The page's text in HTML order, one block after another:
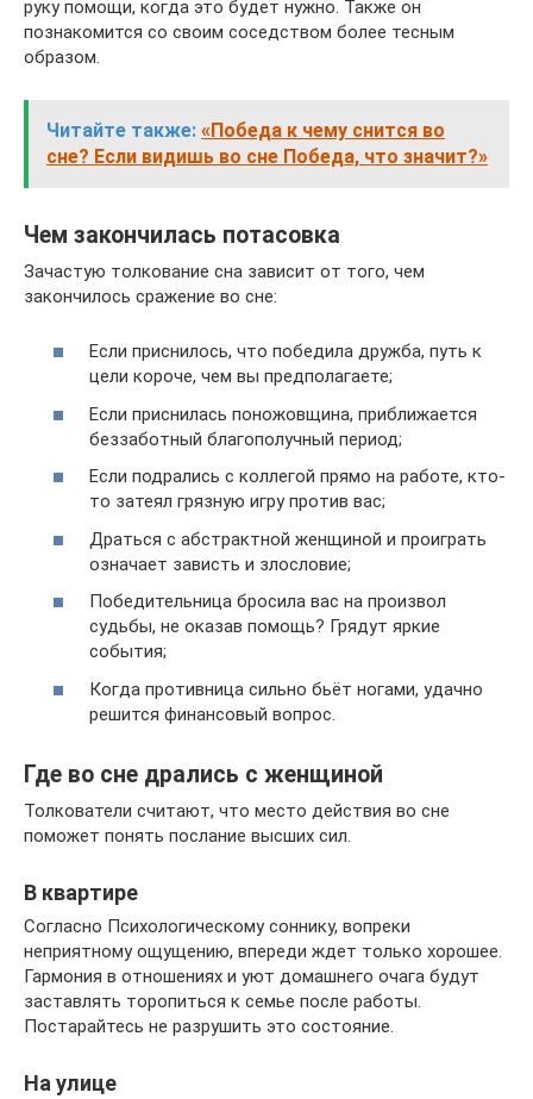
руку помощи, когда это будет нужно. Также он
познакомится со своим соседством более тесным
образом.
Читайте также: «Победа к чему снится во
сне? Если видишь во сне Победа, что значит?»
Чем закончилась потасовка
Зачастую толкование сна зависит от того, чем
закончилось сражение во сне:
Если приснилось, что победила дружба, путь к
цели короче, чем вы предполагаете;
Если приснилась поножовщина, приближается
беззаботный благополучный период;
Если подрались с коллегой прямо на работе, кто-
то затеял грязную игру против вас;
Драться с абстрактной женщиной и проиграть
означает зависть и злословие;
Победительница бросила вас на произвол
судьбы, не оказав помощь? Грядут яркие
события;
Когда противница сильно бьёт ногами, удачно
решится финансовый вопрос.
Где во сне дрались с женщиной
Толкователи считают, что место действия во сне
поможет понять послание высших сил.
В квартире
Согласно Психологическому соннику, вопреки
неприятному ощущению, впереди ждет только хорошее.
Гармония в отношениях и уют домашнего очага будут
заставлять торопиться к семье после работы.
Постарайтесь не разрушить это состояние.
На улице